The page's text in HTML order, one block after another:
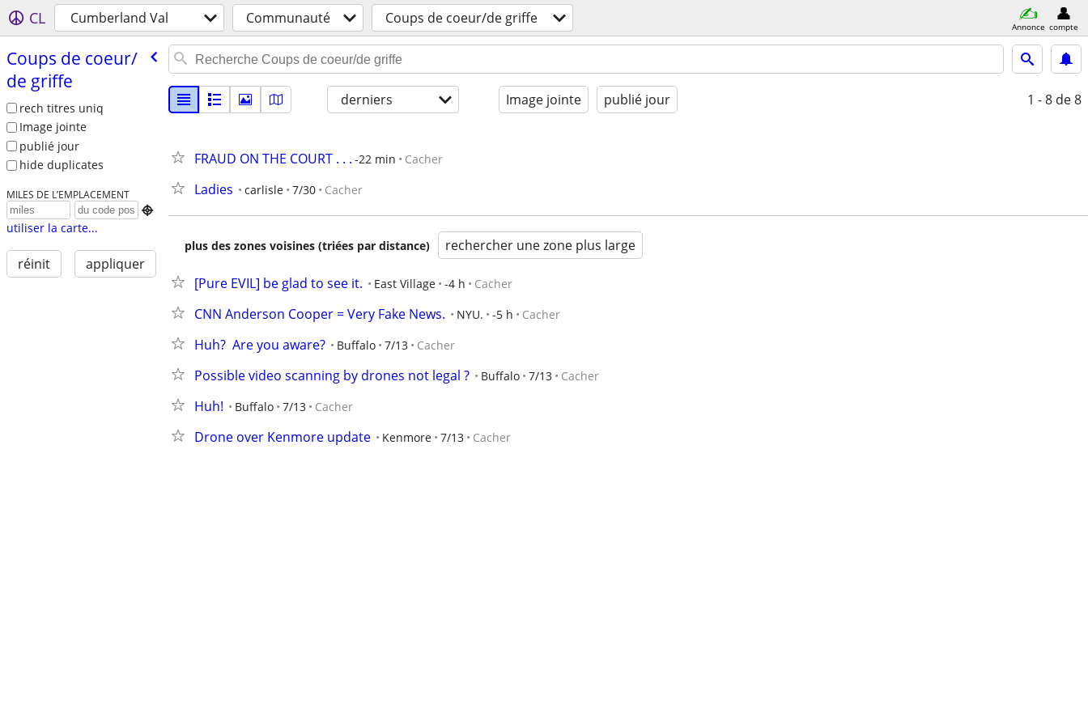
CL Cumberland Val Communauté Coups de coeur/de griffe Annonce compte
Coups de coeur/​
de griffe
rech titres uniq
Image jointe
publié jour
hide duplicates
MILES DE L’EMPLACEMENT

utiliser la carte...
réinit appliquer
derniers Image jointe publié jour 1 - 8 de 8
FRAUD ON THE COURT . . . -22 min Cacher
Ladies carlisle 7/30 Cacher
plus des zones voisines (triées par distance) rechercher une zone plus large
[Pure EVIL] be glad to see it. East Village -4 h Cacher
CNN Anderson Cooper = Very Fake News. NYU. -5 h Cacher
Huh?  Are you aware? Buffalo 7/13 Cacher
Possible video scanning by drones not legal ? Buffalo 7/13 Cacher
Huh! Buffalo 7/13 Cacher
Drone over Kenmore update Kenmore 7/13 Cacher